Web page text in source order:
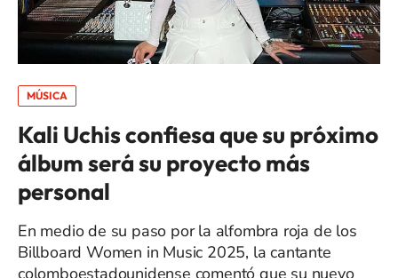
MÚSICA
Kali Uchis confiesa que su próximo
álbum será su proyecto más
personal
En medio de su paso por la alfombra roja de los
Billboard Women in Music 2025, la cantante
colomboestadounidense comentó que su nuevo